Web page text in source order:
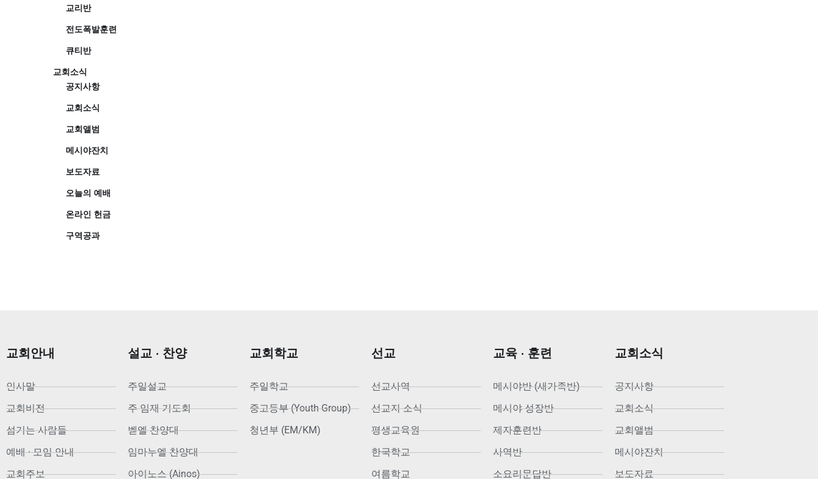
교리반
전도폭발훈련
큐티반
교회소식
공지사항
교회소식
교회앨범
메시야잔치
보도자료
오늘의 예배
온라인 헌금
구역공과
교회안내
인사말
교회비전
섬기는 사람들
예배 · 모임 안내
교회주보
설교 · 찬양
주일설교
주 임재 기도회
벧엘 찬양대
임마누엘 찬양대
아이노스 (Ainos)
교회학교
주일학교
중고등부 (Youth Group)
청년부 (EM/KM)
선교
선교사역
선교지 소식
평생교육원
한국학교
여름학교
교육 · 훈련
메시야반 (새가족반)
메시야 성장반
제자훈련반
사역반
소요리문답반
교회소식
공지사항
교회소식
교회앨범
메시야잔치
보도자료